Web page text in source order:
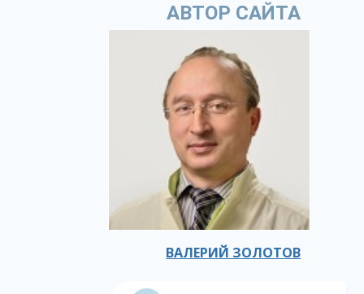
АВТОР САЙТА
ВАЛЕРИЙ ЗОЛОТОВ